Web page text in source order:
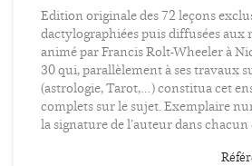
Edition originale des 72 leçons
dactylographiées puis diffusées aux
animé par Francis Rolt-Wheeler à
30 qui, parallèlement à ses travaux
(astrologie, Tarot,…) constitua cet
complets sur le sujet. Exemplaire
la signature de l’auteur dans chacun